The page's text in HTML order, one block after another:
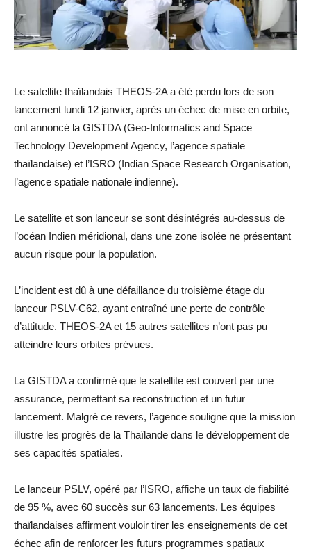
Le satellite thaïlandais THEOS-2A a été perdu lors de son
lancement lundi 12 janvier, après un échec de mise en orbite,
ont annoncé la GISTDA (Geo-Informatics and Space
Technology Development Agency, l’agence spatiale
thaïlandaise) et l’ISRO (Indian Space Research Organisation,
l’agence spatiale nationale indienne).
Le satellite et son lanceur se sont désintégrés au-dessus de
l’océan Indien méridional, dans une zone isolée ne présentant
aucun risque pour la population.
L’incident est dû à une défaillance du troisième étage du
lanceur PSLV-C62, ayant entraîné une perte de contrôle
d’attitude. THEOS-2A et 15 autres satellites n’ont pas pu
atteindre leurs orbites prévues.
La GISTDA a confirmé que le satellite est couvert par une
assurance, permettant sa reconstruction et un futur
lancement. Malgré ce revers, l’agence souligne que la mission
illustre les progrès de la Thaïlande dans le développement de
ses capacités spatiales.
Le lanceur PSLV, opéré par l’ISRO, affiche un taux de fiabilité
de 95 %, avec 60 succès sur 63 lancements. Les équipes
thaïlandaises affirment vouloir tirer les enseignements de cet
échec afin de renforcer les futurs programmes spatiaux